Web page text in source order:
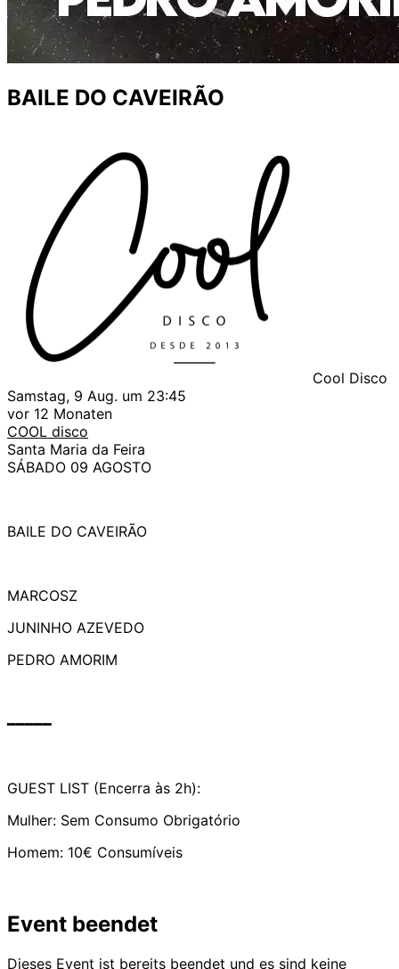
BAILE DO CAVEIRÃO
Cool Disco
Samstag, 9 Aug. um 23:45
vor 12 Monaten
COOL disco
Santa Maria da Feira
SÁBADO 09 AGOSTO
BAILE DO CAVEIRÃO
MARCOSZ
JUNINHO AZEVEDO
PEDRO AMORIM
━━━━━
GUEST LIST (Encerra às 2h):
Mulher: Sem Consumo Obrigatório
Homem: 10€ Consumíveis
Event beendet
Dieses Event ist bereits beendet und es sind keine